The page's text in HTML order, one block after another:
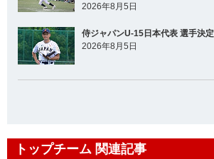
2026年8月5日
侍ジャパンU-15日本代表 選手決
2026年8月5日
トップチーム 関連記事